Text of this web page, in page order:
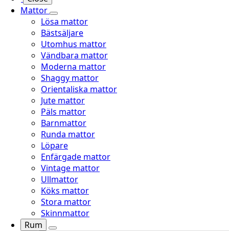
Mattor
Lösa mattor
Bästsäljare
Utomhus mattor
Vändbara mattor
Moderna mattor
Shaggy mattor
Orientaliska mattor
Jute mattor
Päls mattor
Barnmattor
Runda mattor
Löpare
Enfärgade mattor
Vintage mattor
Ullmattor
Köks mattor
Stora mattor
Skinnmattor
Rum